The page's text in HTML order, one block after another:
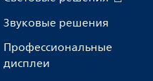
Звуковые решения
Профессиональные
дисплеи